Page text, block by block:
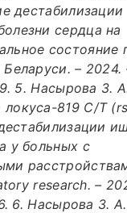
дестабилизации
сердца на
состояние
Беларуси. –
5. Насырова З.
819 С/Т
у больных с
research. –
6. Насырова З. А.